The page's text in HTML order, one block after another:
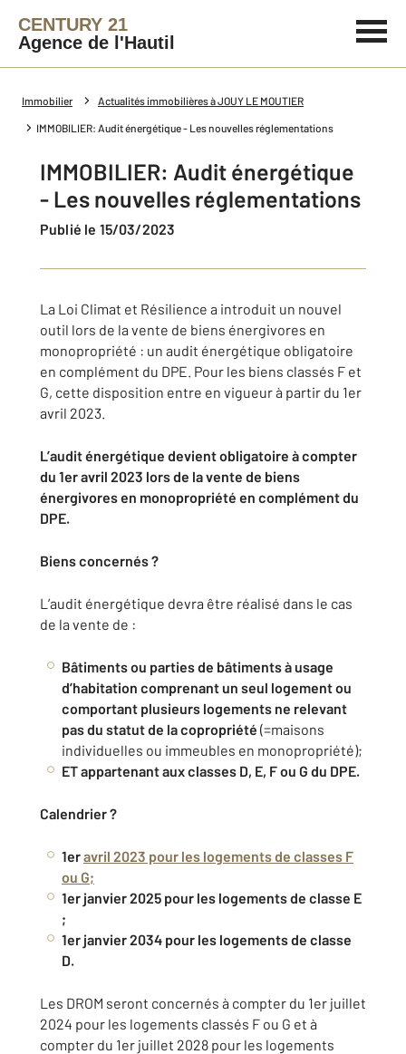
CENTURY 21
Agence de l'Hautil
Immobilier Actualités immobilières à JOUY LE MOUTIER
IMMOBILIER: Audit énergétique - Les nouvelles réglementations
IMMOBILIER: Audit énergétique
- Les nouvelles réglementations
Publié le 15/03/2023
La Loi Climat et Résilience a introduit un nouvel
outil lors de la vente de biens énergivores en
monopropriété : un audit énergétique obligatoire
en complément du DPE. Pour les biens classés F et
G, cette disposition entre en vigueur à partir du 1er
avril 2023.
L’audit énergétique devient obligatoire à compter
du 1er avril 2023 lors de la vente de biens
énergivores en monopropriété en complément du
DPE.
Biens concernés ?
L’audit énergétique devra être réalisé dans le cas
de la vente de :
Bâtiments ou parties de bâtiments à usage
d’habitation comprenant un seul logement ou
comportant plusieurs logements ne relevant
pas du statut de la copropriété (=maisons
individuelles ou immeubles en monopropriété);
ET appartenant aux classes D, E, F ou G du DPE.
Calendrier ?
1eravril 2023 pour les logements de classes F
ou G;
1er janvier 2025 pour les logements de classe E
;
1er janvier 2034 pour les logements de classe
D.
Les DROM seront concernés à compter du 1er juillet
2024 pour les logements classés F ou G et à
compter du 1er juillet 2028 pour les logements